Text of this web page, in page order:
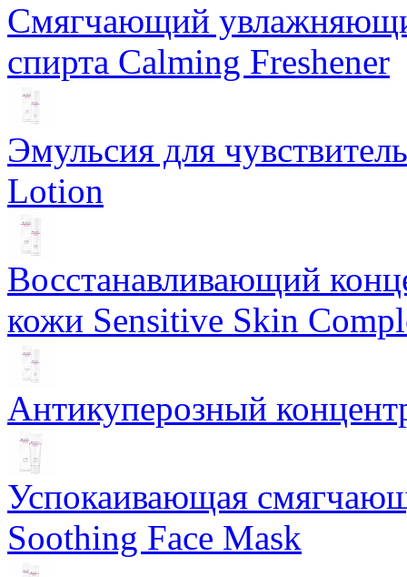
Смягчающий
спирта Calming Freshener
Эмульсия для
Lotion
Восстанавливающий
кожи Sensitive Skin
Антикуперозный
Успокаивающая
Soothing Face Mask